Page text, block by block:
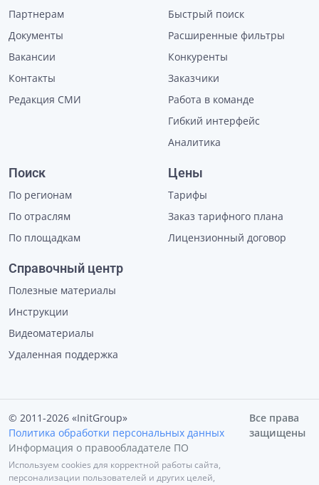
Партнерам
Документы
Вакансии
Контакты
Редакция СМИ
Быстрый поиск
Расширенные фильтры
Конкуренты
Заказчики
Работа в команде
Гибкий интерфейс
Аналитика
Поиск
По регионам
По отраслям
По площадкам
Цены
Тарифы
Заказ тарифного плана
Лицензионный договор
Справочный центр
Полезные материалы
Инструкции
Видеоматериалы
Удаленная поддержка
© 2011-2026 «InitGroup»
Политика обработки персональных данных
Информация о правообладателе ПО
Используем cookies для корректной работы сайта,
персонализации пользователей и других целей,
Все права
защищены